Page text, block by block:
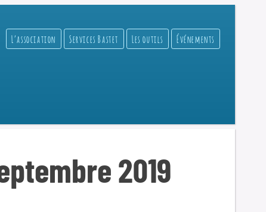
L’association Services Bastet Les outils Événements
2019